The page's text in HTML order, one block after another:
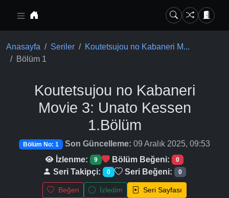
Anasayfa Seriler
Koutetsujou no Kabaneri M...
Bölüm 1
Koutetsujou no Kabaneri
Movie 3: Unato Kessen
1.Bölüm
Bölüm No: 1 Son Güncelleme: 09 Aralık 2025, 09:53
İzlenme:
9 Bölüm Beğeni: 0
Seri Takipçi: 0 Seri Beğeni: 0
Beğen İzledim Seri Sayfası